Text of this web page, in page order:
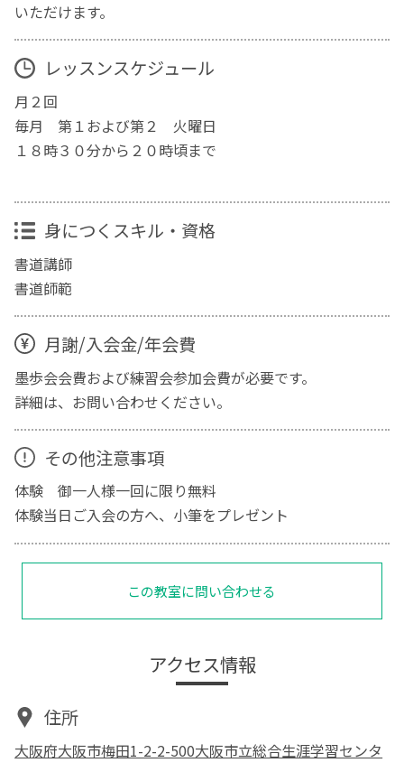
いただけます。
レッスンスケジュール
月２回
毎月 第１および第２ 火曜日
１８時３０分から２０時頃まで
身につくスキル・資格
書道講師
書道師範
月謝/入会金/年会費
墨歩会会費および練習会参加会費が必要です。
詳細は、お問い合わせください。
その他注意事項
体験 御一人様一回に限り無料
体験当日ご入会の方へ、小筆をプレゼント
この教室に問い合わせる
アクセス情報
住所
大阪府大阪市梅田1-2-2-500大阪市立総合生涯学習センタ